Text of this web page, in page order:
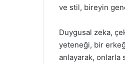
ve stil, bireyin
Duygusal zeka,
yeteneği, bir
anlayarak, onlarla